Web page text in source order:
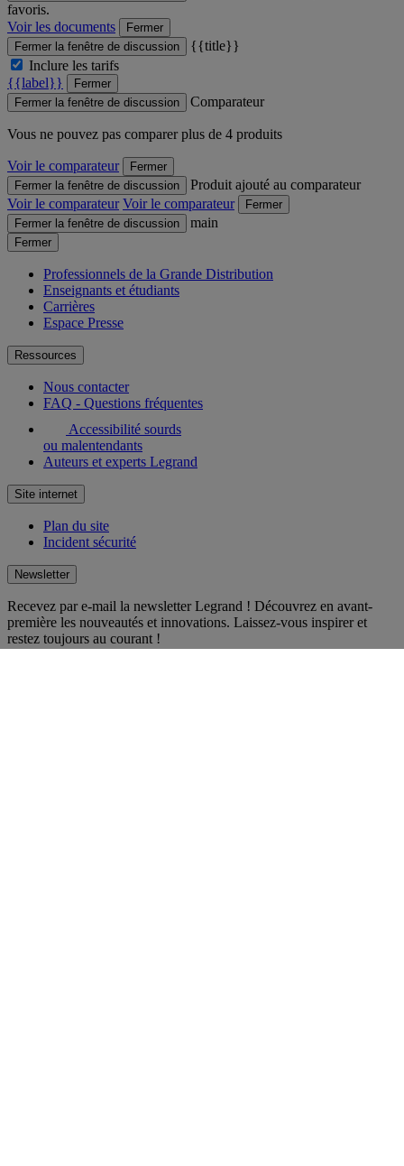
favoris.
Voir les documents
Fermer
Fermer la fenêtre de discussion
{{title}}
Inclure les tarifs
{{label}}
Fermer
Fermer la fenêtre de discussion
Comparateur
Vous ne pouvez pas comparer plus de 4 produits
Voir le comparateur
Fermer
Fermer la fenêtre de discussion
Produit ajouté au comparateur
Voir le comparateur Voir le comparateur
Fermer
Fermer la fenêtre de discussion
main
Fermer
Professionnels de la Grande Distribution
Enseignants et étudiants
Carrières
Espace Presse
Ressources
Nous contacter
FAQ - Questions fréquentes
Accessibilité sourds
ou malentendants
Auteurs et experts Legrand
Site internet
Plan du site
Incident sécurité
Newsletter
Recevez par e-mail la newsletter Legrand ! Découvrez en avant-
première les nouveautés et innovations. Laissez-vous inspirer et
restez toujours au courant !